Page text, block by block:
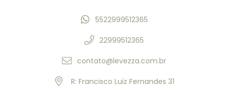
5522999512365
22999512365
contato@levezza.com.br
R: Francisco Luiz Fernandes 31